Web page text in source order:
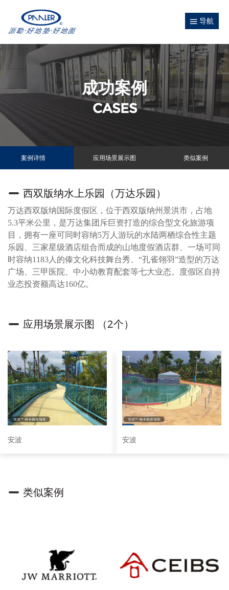
导航
成功案例
CASES
案例详情 应用场景展示图 类似案例
西双版纳水上乐园（万达乐园）
万达西双版纳国际度假区，位于西双版纳州景洪市，占地
5.3平米公里，是万达集团斥巨资打造的综合型文化旅游项
目，拥有一座可同时容纳5万人游玩的水陆两栖综合性主题
乐园、三家星级酒店组合而成的山地度假酒店群、一场可同
时容纳1183人的傣文化科技舞台秀、“孔雀翎羽”造型的万达
广场、三甲医院、中小幼教育配套等七大业态。度假区自持
业态投资额高达160亿。
应用场景展示图 （2个）
安波 安波
类似案例